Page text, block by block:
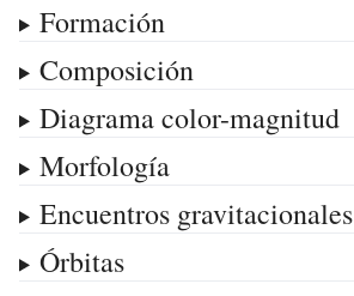
Formación
Composición
Diagrama color-magnitud
Morfología
Encuentros gravitacionales
Órbitas